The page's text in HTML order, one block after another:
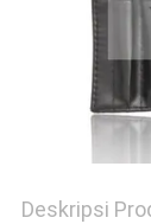
Deskripsi